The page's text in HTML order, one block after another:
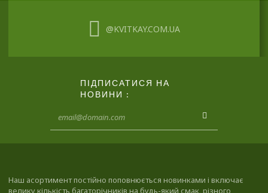
@KVITKAY.COM.UA
ПІДПИСАТИСЯ НА
НОВИНИ :
Наш асортимент постійно поповнюється новинками і включає
велику кількість багаторічників на будь-який смак, різного